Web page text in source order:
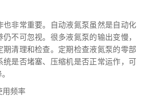
非常重要。自动液氮泵虽然是自动化
不可忽视。很多液氮泵的输出变慢，
期清理和检查。定期检查液氮泵的零部
统是否堵塞、压缩机是否正常运作，可
频率